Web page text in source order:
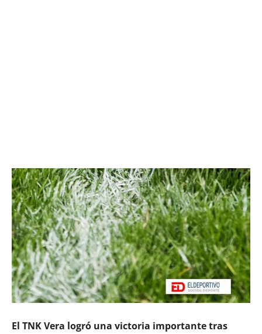
El TNK Vera logró una victoria importante tras